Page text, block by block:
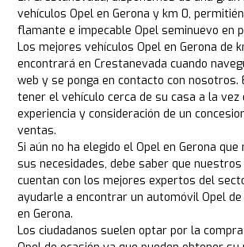
vehículos Opel en Gerona y km 0,
flamante e impecable Opel seminuevo en
Los mejores vehículos Opel en Gerona de
encontrará en Crestanevada cuando
web y se ponga en contacto con
tener el vehículo cerca de su casa a la vez
experiencia y consideración de un
ventas.
Si aún no ha elegido el Opel en Gerona
sus necesidades, debe saber que
cuentan con los mejores expertos del
ayudarle a encontrar un automóvil Opel
en Gerona.
Los ciudadanos suelen optar por la